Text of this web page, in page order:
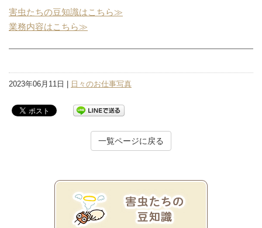
害虫たちの豆知識はこちら≫
業務内容はこちら≫
2023年06月11日 | 日々のお仕事写真
一覧ページに戻る